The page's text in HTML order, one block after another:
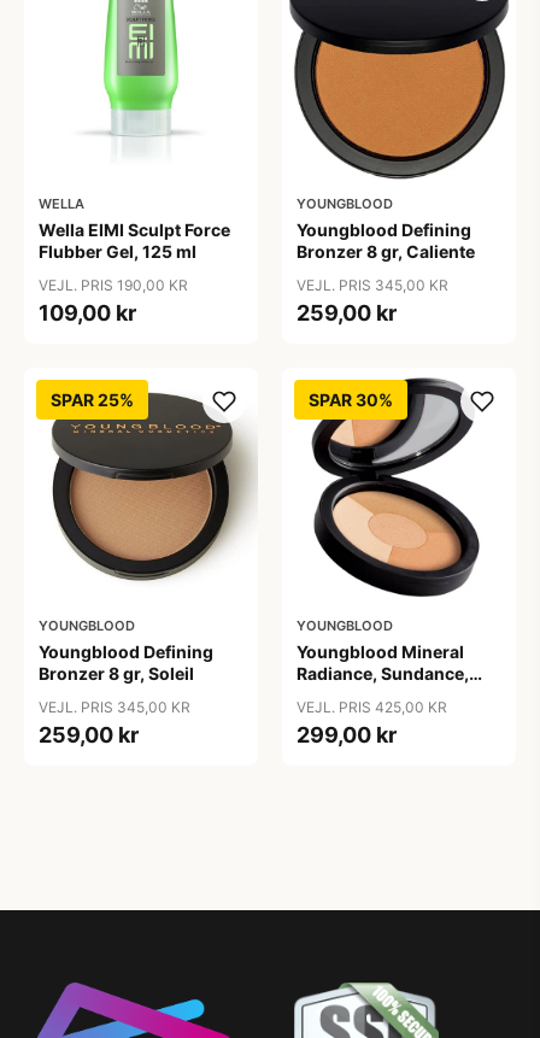
WELLA
Wella EIMI Sculpt Force
Flubber Gel, 125 ml
VEJL. PRIS 190,00 KR
109,00 kr
YOUNGBLOOD
Youngblood Defining
Bronzer 8 gr, Caliente
VEJL. PRIS 345,00 KR
259,00 kr
SPAR 25%
YOUNGBLOOD
Youngblood Defining
Bronzer 8 gr, Soleil
VEJL. PRIS 345,00 KR
259,00 kr
SPAR 30%
YOUNGBLOOD
Youngblood Mineral
Radiance, Sundance,
VEJL. PRIS 425,00 KR
299,00 kr